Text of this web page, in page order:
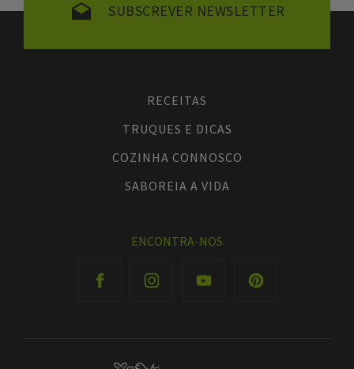
SUBSCREVER NEWSLETTER
RECEITAS
TRUQUES E DICAS
COZINHA CONNOSCO
SABOREIA A VIDA
ENCONTRA-NOS